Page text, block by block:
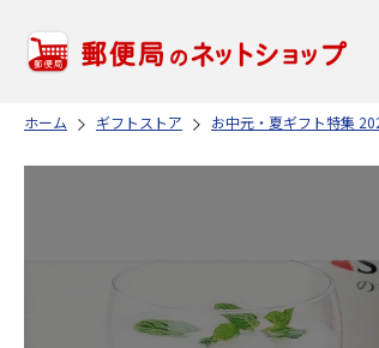
ホーム ギフトストア お中元・夏ギフト特集